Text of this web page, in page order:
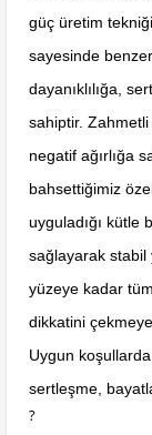
güç üretim
sayesinde
dayanıklılığa,
sahiptir.
negatif ağırlığa
bahsettiğimiz
uyguladığı kütle
sağlayarak stabil
yüzeye kadar
dikkatini
Uygun
sertleşme,
?